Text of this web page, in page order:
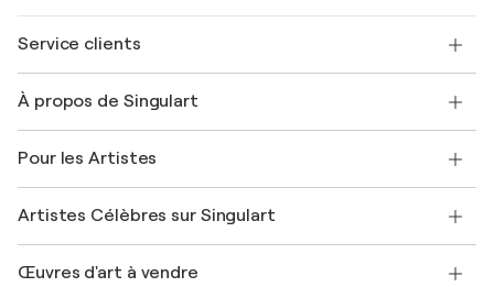
Service clients
Expédition
Offrir une carte cadeau
Rejoignez notre programme commercial
Mon compte
+33 1 76 44 06 42
À propos de Singulart
FAQ
Magazine Singulart
Emplois
Découvrez une sélection d'art original
Pour les Artistes
Se connecter en tant qu'Artiste
Artistes Célèbres sur Singulart
Marc Chagall
Œuvres d'art à vendre